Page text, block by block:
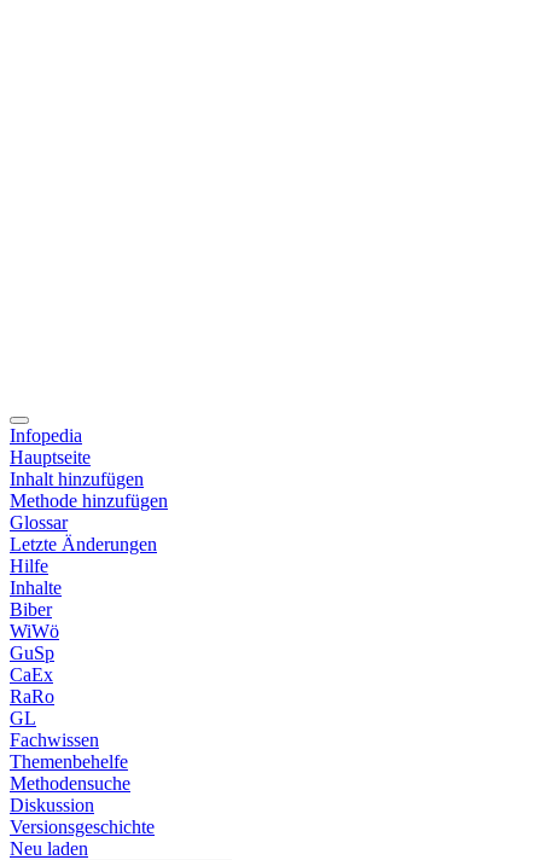
Infopedia
Hauptseite
Inhalt hinzufügen
Methode hinzufügen
Glossar
Letzte Änderungen
Hilfe
Inhalte
Biber
WiWö
GuSp
CaEx
RaRo
GL
Fachwissen
Themenbehelfe
Methodensuche
Diskussion
Versionsgeschichte
Neu laden